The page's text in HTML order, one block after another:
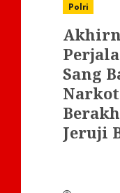
Polri
Sang
Jeruji